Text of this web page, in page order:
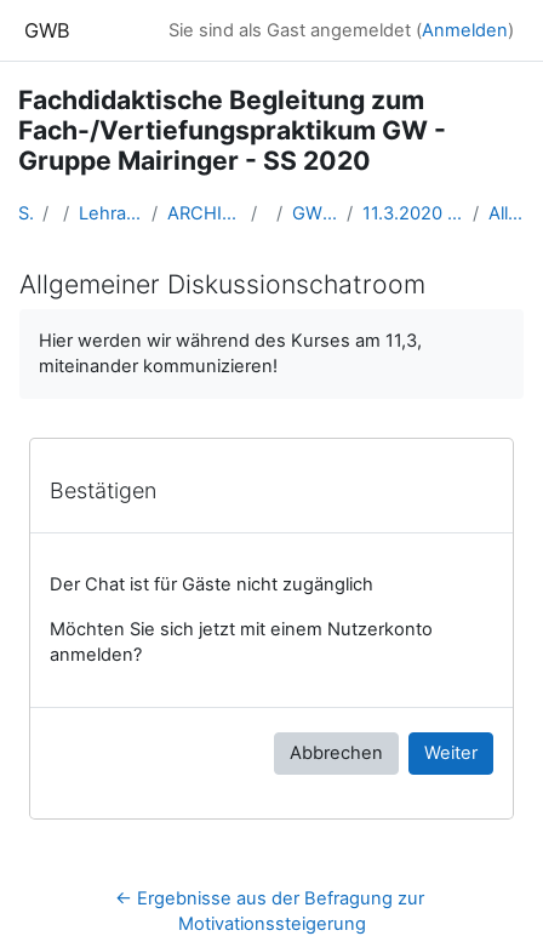
GWB Sie sind als Gast angemeldet (Anmelden)
Fachdidaktische Begleitung zum
Fach-/Vertiefungspraktikum GW -
Gruppe Mairinger - SS 2020
Startseite Kurse Lehramtsausbildung GW im Cluster Österreich Mitte ARCHIV - Lehrveranstaltungen am Standort Linz - seit 2016 SS_2020
GW_FachpraktikumGW_Hebein_2020ss 11.3.2020 WIRD ALS ONLINEKURS (WEBSEMINAR) VON 8h30-11h abgehalten Allgemeiner Diskussionschatroom
Allgemeiner Diskussionschatroom
Hier werden wir während des Kurses am 11,3,
miteinander kommunizieren!
Bestätigen
Der Chat ist für Gäste nicht zugänglich
Möchten Sie sich jetzt mit einem Nutzerkonto
anmelden?
Abbrechen Weiter
← Ergebnisse aus der Befragung zur
Motivationssteigerung